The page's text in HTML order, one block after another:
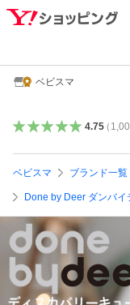
ベビスマ
4.75（
ベビスマ ブランド一覧
Done by Deer ダンバイ